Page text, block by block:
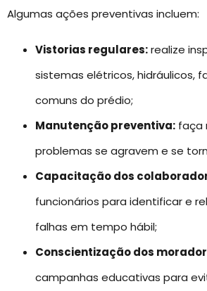
Algumas ações preventivas incluem:
Vistorias regulares:realize
sistemas elétricos, hidráulicos,
comuns do prédio;
Manutenção preventiva: faça
problemas se agravem e se
Capacitação dos
funcionários para identificar e
falhas em tempo hábil;
Conscientização dos
campanhas educativas para